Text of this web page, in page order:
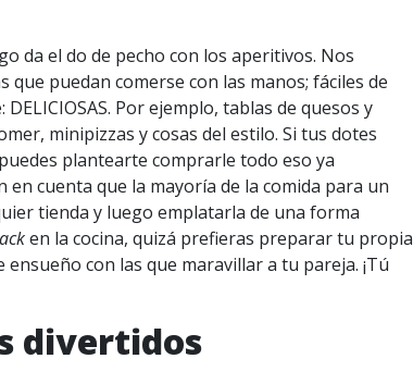
da el do de pecho con los aperitivos. Nos
puedan comerse con las manos; fáciles de
Por ejemplo, tablas de quesos y
minipizzas y cosas del estilo. Si tus dotes
plantearte comprarle todo eso ya
en cuenta que la mayoría de la comida para un
tienda y luego emplatarla de una forma
en la cocina, quizá prefieras preparar tu propia
con las que maravillar a tu pareja. ¡Tú
divertidos